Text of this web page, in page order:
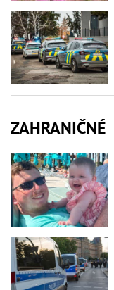
ZAHRANIČNÉ